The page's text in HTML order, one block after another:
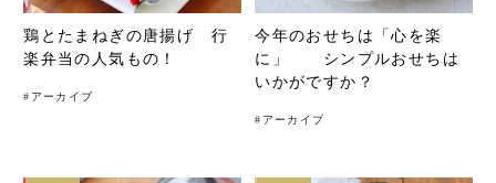
鶏とたまねぎの唐揚げ 行
楽弁当の人気もの！
# アーカイブ
今年のおせちは「心を楽
に」 シンプルおせちは
いかがですか？
# アーカイブ